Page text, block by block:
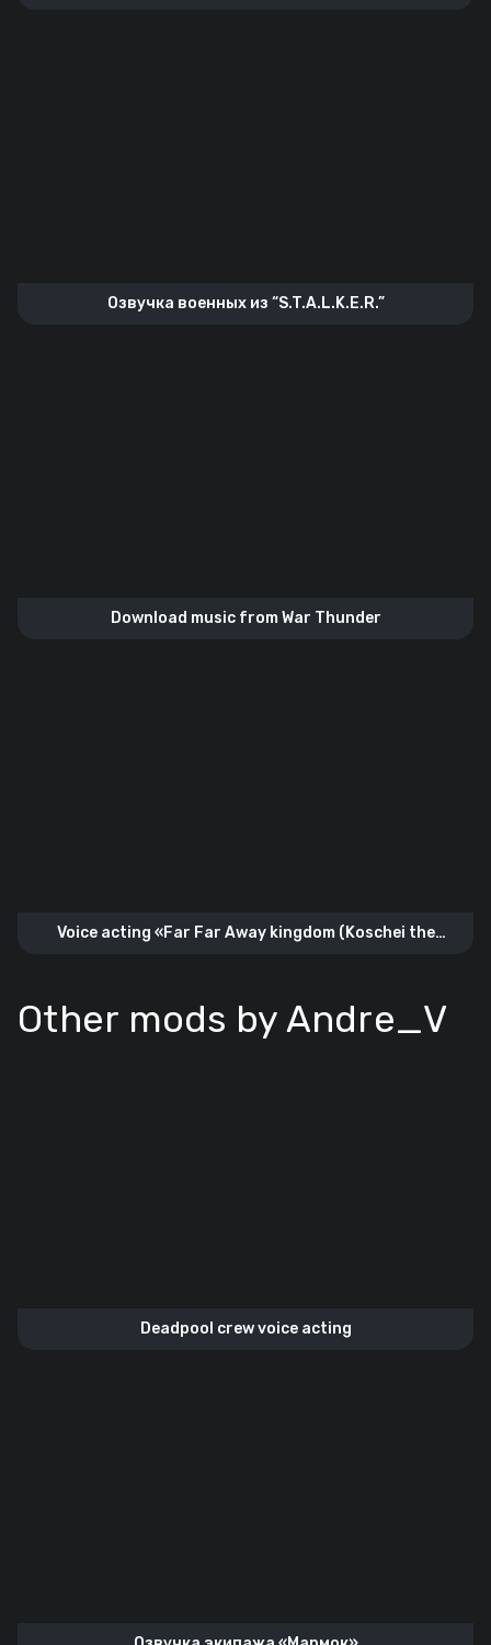
Озвучка военных из “S.T.A.L.K.E.R.”
Download music from War Thunder
Voice acting «Far Far Away kingdom (Koschei the
Other mods by Andre_V
Deadpool crew voice acting